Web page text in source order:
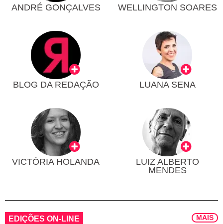
ANDRÉ GONÇALVES WELLINGTON SOARES
BLOG DA REDAÇÃO LUANA SENA
VICTÓRIA HOLANDA
LUIZ ALBERTO
MENDES
EDIÇÕES ON-LINE MAIS